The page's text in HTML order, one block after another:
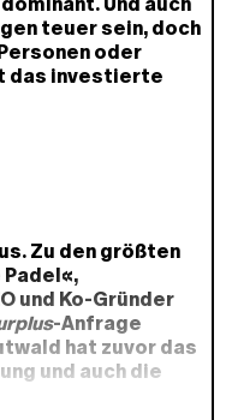
Und auch
teuer sein, doch
oder
das investierte
Zu den größten
und Ko-Gründer
-Anfrage
hat zuvor das
und auch die